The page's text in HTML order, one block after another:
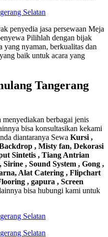
penyedia jasa persewaan Meja
Pilihlah dengan bijak
yang nyaman, berkualitas dan
baik untuk acara yang
Tangerang
berbagai jenis
bisa konsultasikan kekami
diantaranya Sewa Kursi ,
, Misty fan, Dekorasi
Sintetis , Tiang Antrian
, Sound System , Gong ,
Alat Catering , Flipchart
, gapura , Screen
bisa hubungi kami untuk